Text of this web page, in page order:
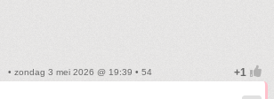
• zondag 3 mei 2026 @ 19:39 • 54